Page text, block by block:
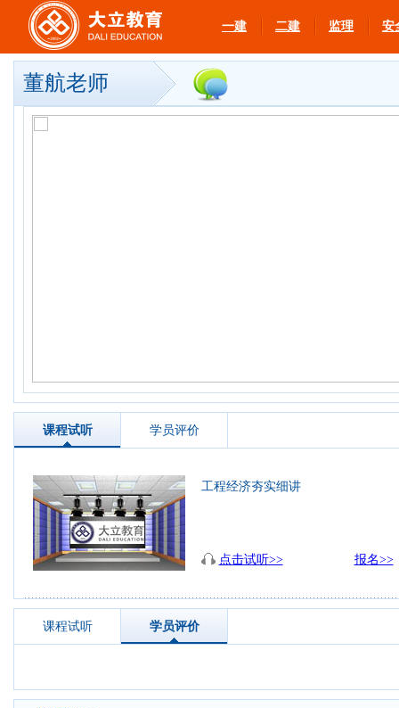
一建 二建 监理 安
董航老师
课程试听 学员评价
工程经济夯实细讲
报名>>
点击试听>>
课程试听 学员评价